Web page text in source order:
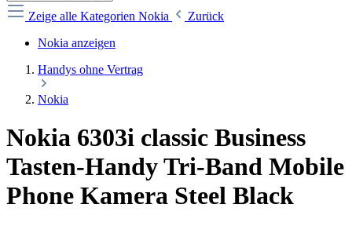
Zeige alle Kategorien Nokia
Zurück
Nokia anzeigen
Handys ohne Vertrag
Nokia
Nokia 6303i classic Business
Tasten-Handy Tri-Band Mobile
Phone Kamera Steel Black